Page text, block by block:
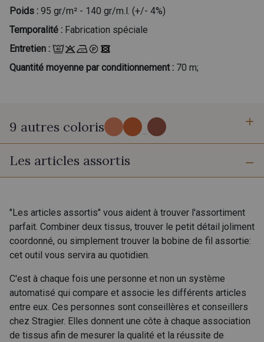
Poids : 95 gr/m² - 140 gr/m.l. (+/- 4%)
Temporalité : Fabrication spéciale
Entretien :
Quantité moyenne par conditionnement : 70 m;
9 autres coloris ...
7 - Fjord
400 - Mocktail 303 - Ambre
302 - Azurite 8 - Laponie
6 - Canopée Mangue
Les articles assortis
"Les articles assortis" vous aident à trouver l'assortiment
parfait. Combiner deux tissus, trouver le petit détail joliment
coordonné, ou simplement trouver la bobine de fil assortie:
cet outil vous servira au quotidien.
C'est à chaque fois une personne et non un système
automatisé qui compare et associe les différents articles
entre eux. Ces personnes sont conseillères et conseillers
chez Stragier. Elles donnent une côte à chaque association
de tissus afin de mesurer la qualité et la réussite de